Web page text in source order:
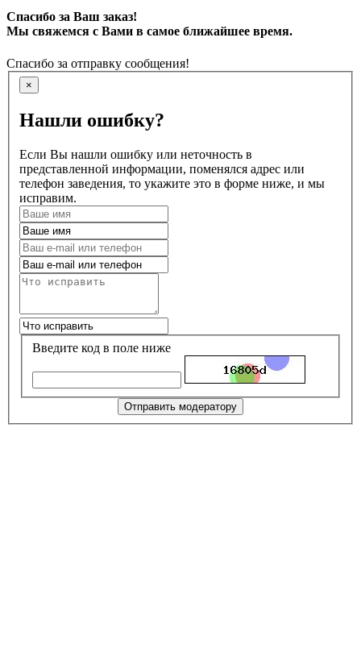
Спасибо за Ваш заказ!
Мы свяжемся с Вами в самое ближайшее время.
Спасибо за отправку сообщения!
×
Нашли ошибку?
Если Вы нашли ошибку или неточность в
представленной информации, поменялся адрес или
телефон заведения, то укажите это в форме ниже, и мы
исправим.
Введите код в поле ниже
Отправить модератору